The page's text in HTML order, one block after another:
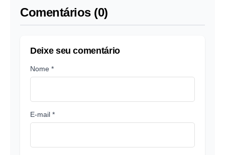
Comentários (0)
Deixe seu comentário
Nome *
E-mail *